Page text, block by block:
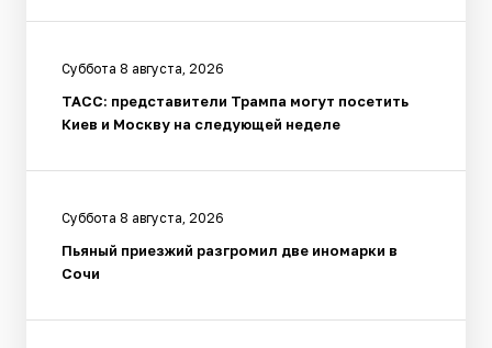
Суббота 8 августа, 2026
ТАСС: представители Трампа могут посетить
Киев и Москву на следующей неделе
Суббота 8 августа, 2026
Пьяный приезжий разгромил две иномарки в
Сочи